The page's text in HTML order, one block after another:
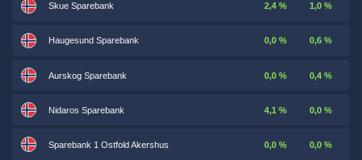
Skue Sparebank 2,4 % 1,0 %
Haugesund Sparebank 0,0 % 0,6 %
Aurskog Sparebank 0,0 % 0,4 %
Nidaros Sparebank 4,1 % 0,0 %
Sparebank 1 Ostfold Akershus 0,0 % 0,0 %